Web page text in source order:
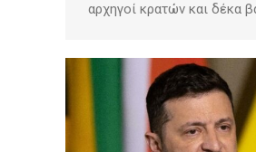
αρχηγοί κρατών και δέκα